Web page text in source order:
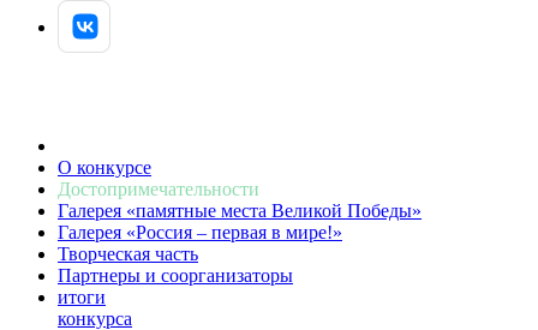
О конкурсе
Достопримечательности
Галерея «памятные места Великой Победы»
Галерея «Россия – первая в мире!»
Творческая часть
Партнеры и соорганизаторы
итоги
конкурса